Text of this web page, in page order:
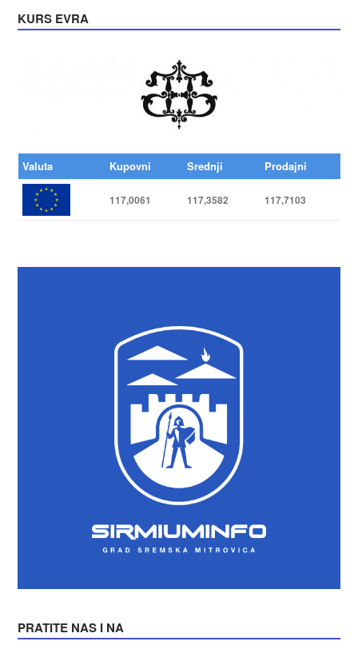
KURS EVRA
Valuta Kupovni Srednji Prodajni
117,0061 117,3582 117,7103
PRATITE NAS I NA